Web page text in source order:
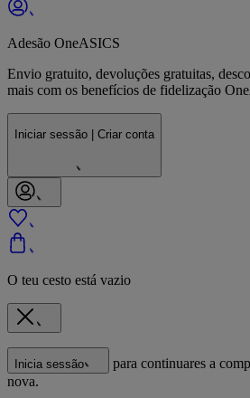
Adesão OneASICS
Envio gratuito, devoluções gratuitas,
mais com os benefícios de fidelização
Iniciar sessão | Criar conta
O teu cesto está vazio
Inicia sessão
para continuares a
nova.